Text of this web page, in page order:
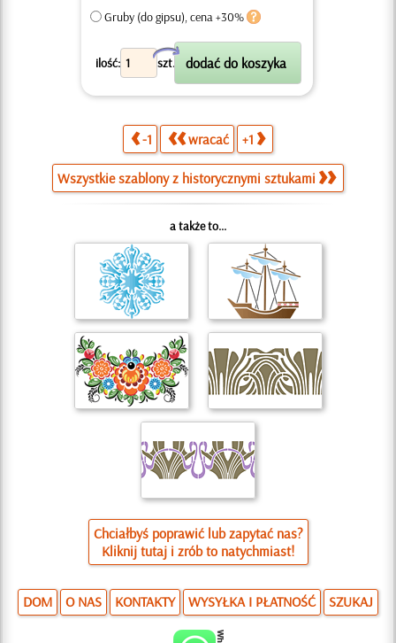
Gruby (do gipsu), cena +30%
ilość: szt.
X
-1 wracać +1
Wszystkie szablony z historycznymi sztukami
a także to...
Chciałbyś poprawić lub zapytać nas?
Kliknij tutaj i zrób to natychmiast!
DOM O NAS KONTAKTY WYSYŁKA I PŁATNOŚĆ SZUKAJ